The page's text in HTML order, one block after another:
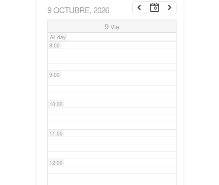
9 OCTUBRE, 2026
9 Vie
All-day
7:00
8:00
9:00
10:00
11:00
12:00